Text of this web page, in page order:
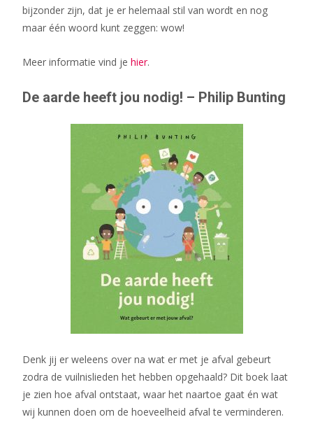
bijzonder zijn, dat je er helemaal stil van wordt en nog
maar één woord kunt zeggen: wow!
Meer informatie vind je hier.
De aarde heeft jou nodig! – Philip Bunting
Denk jij er weleens over na wat er met je afval gebeurt
zodra de vuilnislieden het hebben opgehaald? Dit boek laat
je zien hoe afval ontstaat, waar het naartoe gaat én wat
wij kunnen doen om de hoeveelheid afval te verminderen.